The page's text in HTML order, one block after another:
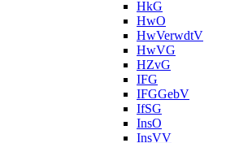
HkG
HwO
HwVerwdtV
HwVG
HZvG
IFG
IFGGebV
IfSG
InsO
InsVV